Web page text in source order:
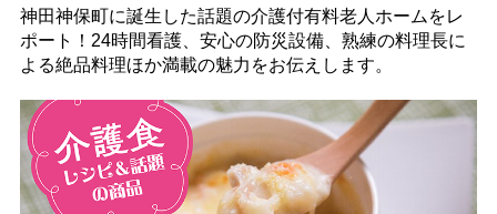
神田神保町に誕生した話題の介護付有料老人ホームをレ
ポート！24時間看護、安心の防災設備、熟練の料理長に
よる絶品料理ほか満載の魅力をお伝えします。